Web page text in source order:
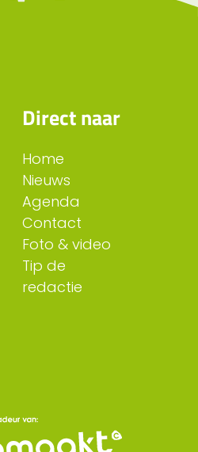
Direct naar
Home
Nieuws
Agenda
Contact
Foto & video
Tip de
redactie